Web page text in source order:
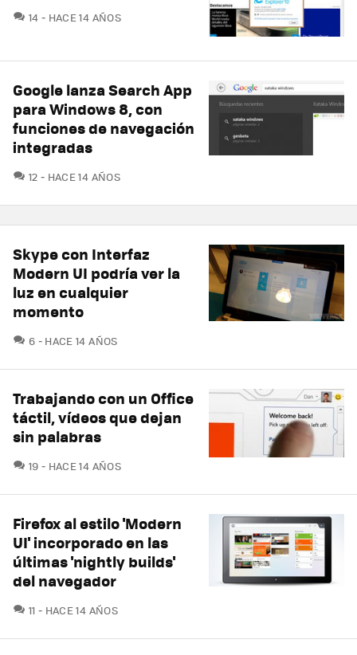
14 COMENTARIOS
HACE 14 AÑOS
Google lanza Search App
para Windows 8, con
funciones de navegación
integradas
12 COMENTARIOS
HACE 14 AÑOS
Skype con Interfaz
Modern UI podría ver la
luz en cualquier
momento
6 COMENTARIOS
HACE 14 AÑOS
Trabajando con un Office
táctil, vídeos que dejan
sin palabras
19 COMENTARIOS
HACE 14 AÑOS
Firefox al estilo 'Modern
UI' incorporado en las
últimas 'nightly builds'
del navegador
11 COMENTARIOS
HACE 14 AÑOS